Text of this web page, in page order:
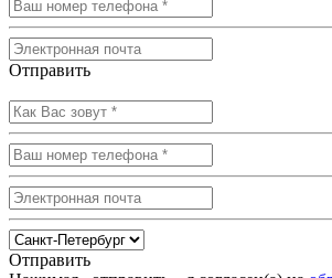
Отправить
Отправить